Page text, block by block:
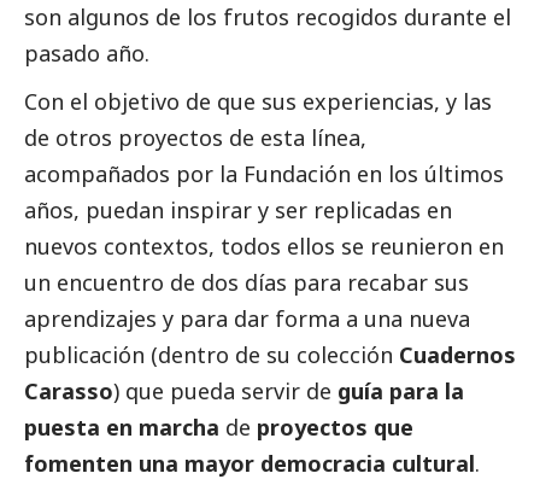
son algunos de los frutos recogidos durante el
pasado año.
Con el objetivo de que sus experiencias, y las
de otros proyectos de esta línea,
acompañados por la Fundación en los últimos
años, puedan inspirar y ser replicadas en
nuevos contextos, todos ellos se reunieron en
un encuentro de dos días para recabar sus
aprendizajes y para dar forma a una nueva
publicación (dentro de su colección Cuadernos
Carasso) que pueda servir de guía para la
puesta en marcha de proyectos que
fomenten una mayor democracia cultural.